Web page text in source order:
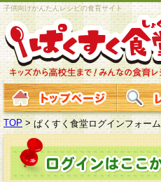
子供向けかんたんレシピの食育サイト
TOP > ぱくすく食堂ログインフォーム